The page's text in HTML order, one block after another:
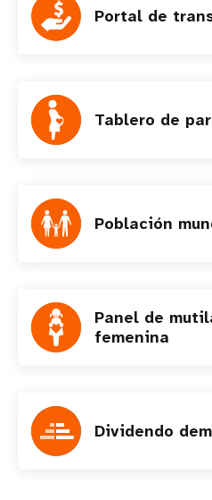
Portal de
Tablero de
Población
Panel de
femenina
Dividendo